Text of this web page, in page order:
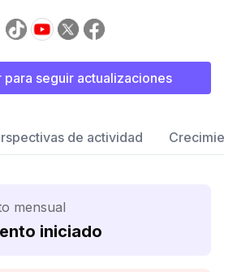
para seguir actualizaciones
de actividad
mensual
iniciado